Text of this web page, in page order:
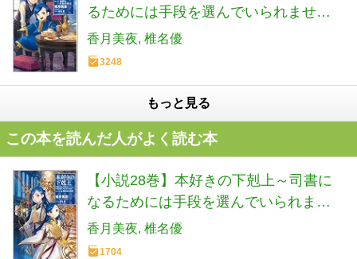
るためには手段を選んでいられません
～第二部「神殿の巫女見習い1」
香月美夜 椎名優
3248
もっと見る
この本を読んだ人がよく読む本
【小説28巻】本好きの下剋上～司書に
なるためには手段を選んでいられませ
ん～第五部「女神の化身7」
香月美夜 椎名優
1704